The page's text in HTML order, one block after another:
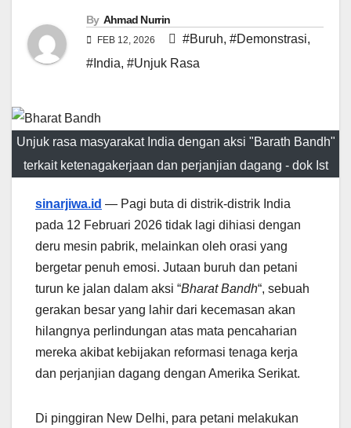
By Ahmad Nurrin
FEB 12, 2026 #Buruh, #Demonstrasi,
#India, #Unjuk Rasa
Unjuk rasa masyarakat India dengan aksi "Barath Bandh"
terkait ketenagakerjaan dan perjanjian dagang - dok Ist
sinarjiwa.id — Pagi buta di distrik-distrik India
pada 12 Februari 2026 tidak lagi dihiasi dengan
deru mesin pabrik, melainkan oleh orasi yang
bergetar penuh emosi. Jutaan buruh dan petani
turun ke jalan dalam aksi “Bharat Bandh“, sebuah
gerakan besar yang lahir dari kecemasan akan
hilangnya perlindungan atas mata pencaharian
mereka akibat kebijakan reformasi tenaga kerja
dan perjanjian dagang dengan Amerika Serikat.
Di pinggiran New Delhi, para petani melakukan